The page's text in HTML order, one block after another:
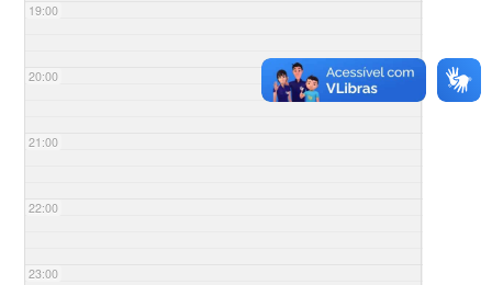
19:00
20:00
21:00
22:00
23:00